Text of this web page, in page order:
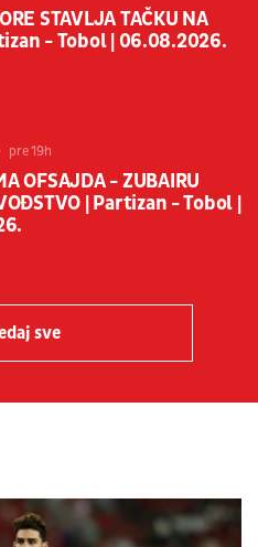
STAVLJA TAČKU NA
- Tobol | 06.08.2026.
pre 19h
OFSAJDA - ZUBAIRU
| Partizan - Tobol |
sve